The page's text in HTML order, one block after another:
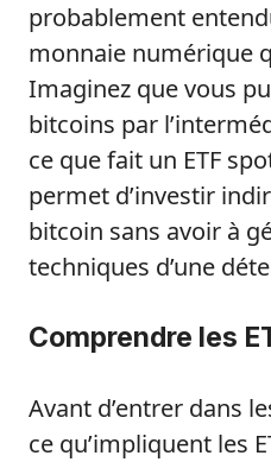
probablement
monnaie numérique
Imaginez que vous
bitcoins par
ce que fait un ETF
permet d’investir
bitcoin sans avoir à
techniques d’une
Comprendre les
Avant d’entrer dans
ce qu’impliquent les